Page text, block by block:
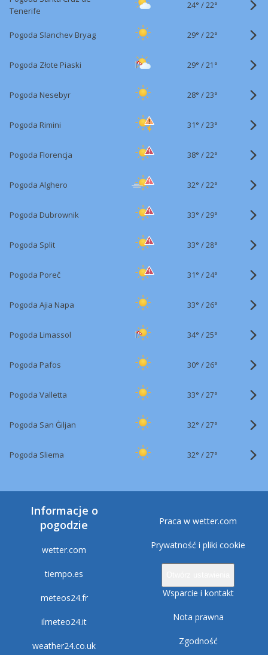
Tenerife
24° /22°
Pogoda Slanchev Bryag 29° /22°
Pogoda Złote Piaski 29° /21°
Pogoda Nesebyr 28° /23°
Pogoda Rimini 31° /23°
Pogoda Florencja 38° /22°
Pogoda Alghero 32° /22°
Pogoda Dubrownik 33° /29°
Pogoda Split 33° /28°
Pogoda Poreč 31° /24°
Pogoda Ajia Napa 33° /26°
Pogoda Limassol 34° /25°
Pogoda Pafos 30° /26°
Pogoda Valletta 33° /27°
Pogoda San Ġiljan 32° /27°
Pogoda Sliema 32° /27°
Informacje o
pogodzie
wetter.com
tiempo.es
meteos24.fr
ilmeteo24.it
weather24.co.uk
Praca w wetter.com
Prywatność i pliki cookie
Wsparcie i kontakt
Nota prawna
Zgodność